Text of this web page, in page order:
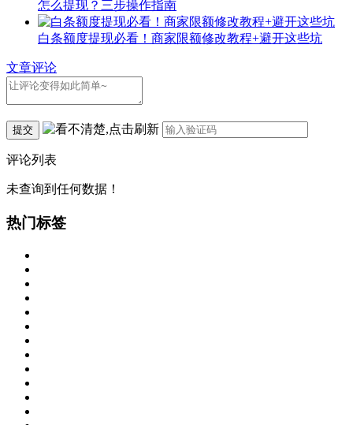
怎么提现？三步操作指南
白条额度提现必看！商家限额修改教程+避开这些坑
文章评论
提交
评论列表
未查询到任何数据！
热门标签